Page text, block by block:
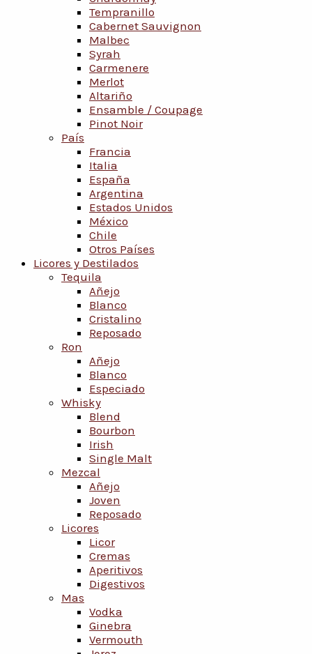
Tempranillo
Cabernet Sauvignon
Malbec
Syrah
Carmenere
Merlot
Altariño
Ensamble / Coupage
Pinot Noir
País
Francia
Italia
España
Argentina
Estados Unidos
México
Chile
Otros Países
Licores y Destilados
Tequila
Añejo
Blanco
Cristalino
Reposado
Ron
Añejo
Blanco
Especiado
Whisky
Blend
Bourbon
Irish
Single Malt
Mezcal
Añejo
Joven
Reposado
Licores
Licor
Cremas
Aperitivos
Digestivos
Mas
Vodka
Ginebra
Vermouth